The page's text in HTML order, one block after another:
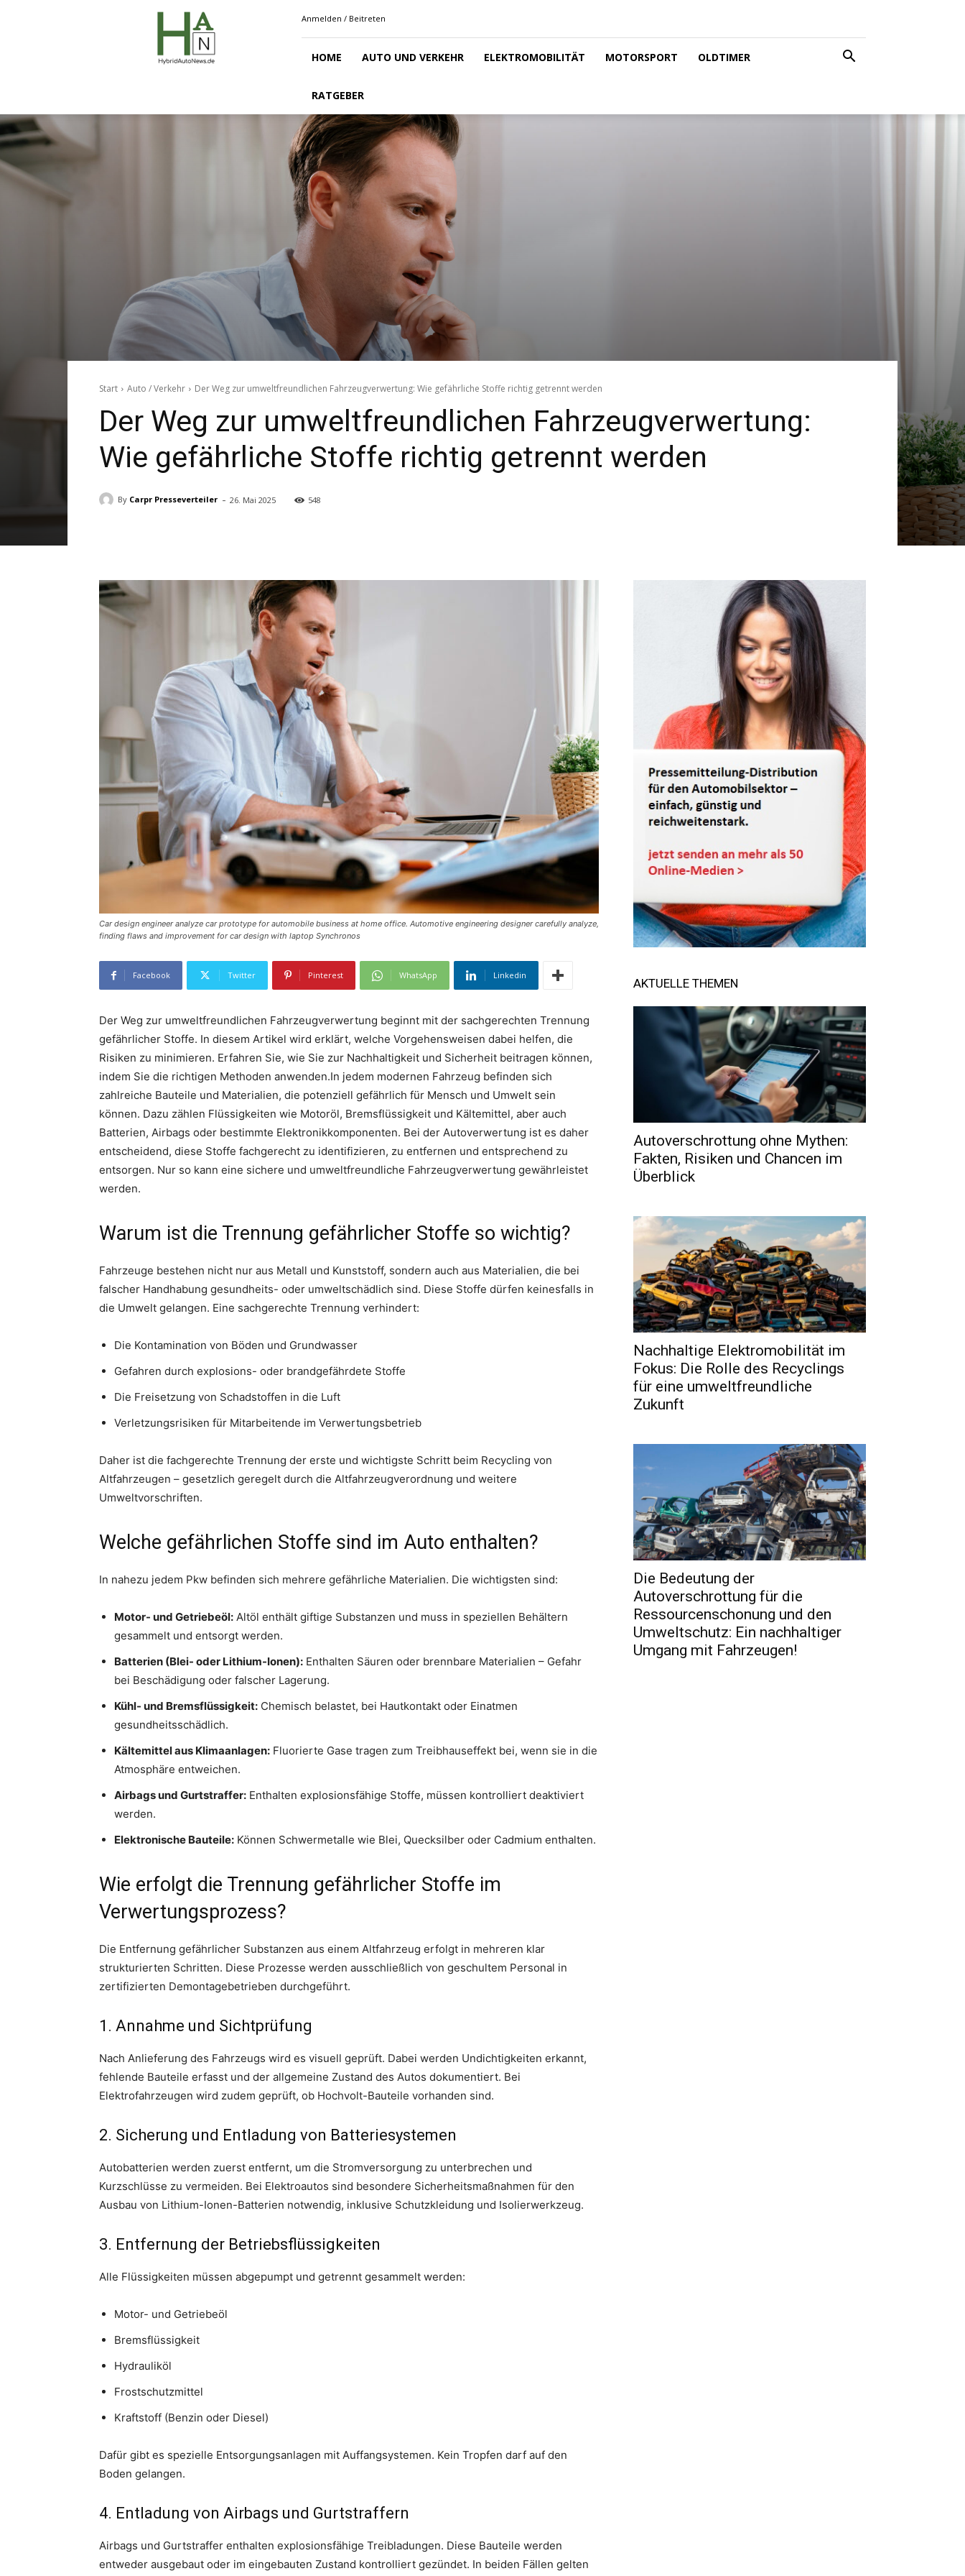
Hybridautonews.de
Anmelden / Beitreten
HOME AUTO UND VERKEHR ELEKTROMOBILITÄT MOTORSPORT OLDTIMER
RATGEBER
Start Auto / Verkehr Der Weg zur umweltfreundlichen Fahrzeugverwertung: Wie gefährliche Stoffe richtig getrennt werden
Der Weg zur umweltfreundlichen Fahrzeugverwertung:
Wie gefährliche Stoffe richtig getrennt werden
By Carpr Presseverteiler - 26. Mai 2025 548
Car design engineer analyze car prototype for automobile business at home office. Automotive engineering designer carefully analyze,
finding flaws and improvement for car design with laptop Synchronos
Facebook Twitter Pinterest WhatsApp Linkedin
Der Weg zur umweltfreundlichen Fahrzeugverwertung beginnt mit der sachgerechten Trennung
gefährlicher Stoffe. In diesem Artikel wird erklärt, welche Vorgehensweisen dabei helfen, die
Risiken zu minimieren. Erfahren Sie, wie Sie zur Nachhaltigkeit und Sicherheit beitragen können,
indem Sie die richtigen Methoden anwenden.In jedem modernen Fahrzeug befinden sich
zahlreiche Bauteile und Materialien, die potenziell gefährlich für Mensch und Umwelt sein
können. Dazu zählen Flüssigkeiten wie Motoröl, Bremsflüssigkeit und Kältemittel, aber auch
Batterien, Airbags oder bestimmte Elektronikkomponenten. Bei der Autoverwertung ist es daher
entscheidend, diese Stoffe fachgerecht zu identifizieren, zu entfernen und entsprechend zu
entsorgen. Nur so kann eine sichere und umweltfreundliche Fahrzeugverwertung gewährleistet
werden.
Warum ist die Trennung gefährlicher Stoffe so wichtig?
Fahrzeuge bestehen nicht nur aus Metall und Kunststoff, sondern auch aus Materialien, die bei
falscher Handhabung gesundheits- oder umweltschädlich sind. Diese Stoffe dürfen keinesfalls in
die Umwelt gelangen. Eine sachgerechte Trennung verhindert:
Die Kontamination von Böden und Grundwasser
Gefahren durch explosions- oder brandgefährdete Stoffe
Die Freisetzung von Schadstoffen in die Luft
Verletzungsrisiken für Mitarbeitende im Verwertungsbetrieb
Daher ist die fachgerechte Trennung der erste und wichtigste Schritt beim Recycling von
Altfahrzeugen – gesetzlich geregelt durch die Altfahrzeugverordnung und weitere
Umweltvorschriften.
Welche gefährlichen Stoffe sind im Auto enthalten?
In nahezu jedem Pkw befinden sich mehrere gefährliche Materialien. Die wichtigsten sind:
Motor- und Getriebeöl: Altöl enthält giftige Substanzen und muss in speziellen Behältern
gesammelt und entsorgt werden.
Batterien (Blei- oder Lithium-Ionen): Enthalten Säuren oder brennbare Materialien – Gefahr
bei Beschädigung oder falscher Lagerung.
Kühl- und Bremsflüssigkeit: Chemisch belastet, bei Hautkontakt oder Einatmen
gesundheitsschädlich.
Kältemittel aus Klimaanlagen: Fluorierte Gase tragen zum Treibhauseffekt bei, wenn sie in die
Atmosphäre entweichen.
Airbags und Gurtstraffer: Enthalten explosionsfähige Stoffe, müssen kontrolliert deaktiviert
werden.
Elektronische Bauteile: Können Schwermetalle wie Blei, Quecksilber oder Cadmium enthalten.
Wie erfolgt die Trennung gefährlicher Stoffe im
Verwertungsprozess?
Die Entfernung gefährlicher Substanzen aus einem Altfahrzeug erfolgt in mehreren klar
strukturierten Schritten. Diese Prozesse werden ausschließlich von geschultem Personal in
zertifizierten Demontagebetrieben durchgeführt.
1. Annahme und Sichtprüfung
Nach Anlieferung des Fahrzeugs wird es visuell geprüft. Dabei werden Undichtigkeiten erkannt,
fehlende Bauteile erfasst und der allgemeine Zustand des Autos dokumentiert. Bei
Elektrofahrzeugen wird zudem geprüft, ob Hochvolt-Bauteile vorhanden sind.
2. Sicherung und Entladung von Batteriesystemen
Autobatterien werden zuerst entfernt, um die Stromversorgung zu unterbrechen und
Kurzschlüsse zu vermeiden. Bei Elektroautos sind besondere Sicherheitsmaßnahmen für den
Ausbau von Lithium-Ionen-Batterien notwendig, inklusive Schutzkleidung und Isolierwerkzeug.
3. Entfernung der Betriebsflüssigkeiten
Alle Flüssigkeiten müssen abgepumpt und getrennt gesammelt werden:
Motor- und Getriebeöl
Bremsflüssigkeit
Hydrauliköl
Frostschutzmittel
Kraftstoff (Benzin oder Diesel)
Dafür gibt es spezielle Entsorgungsanlagen mit Auffangsystemen. Kein Tropfen darf auf den
Boden gelangen.
4. Entladung von Airbags und Gurtstraffern
Airbags und Gurtstraffer enthalten explosionsfähige Treibladungen. Diese Bauteile werden
entweder ausgebaut oder im eingebauten Zustand kontrolliert gezündet. In beiden Fällen gelten
AKTUELLE THEMEN
Autoverschrottung ohne Mythen:
Fakten, Risiken und Chancen im
Überblick
Nachhaltige Elektromobilität im
Fokus: Die Rolle des Recyclings
für eine umweltfreundliche
Zukunft
Die Bedeutung der
Autoverschrottung für die
Ressourcenschonung und den
Umweltschutz: Ein nachhaltiger
Umgang mit Fahrzeugen!